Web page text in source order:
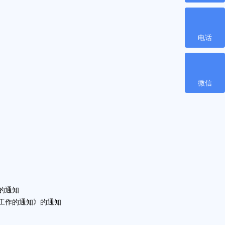
通知
作的通知》的通知
电话
微信